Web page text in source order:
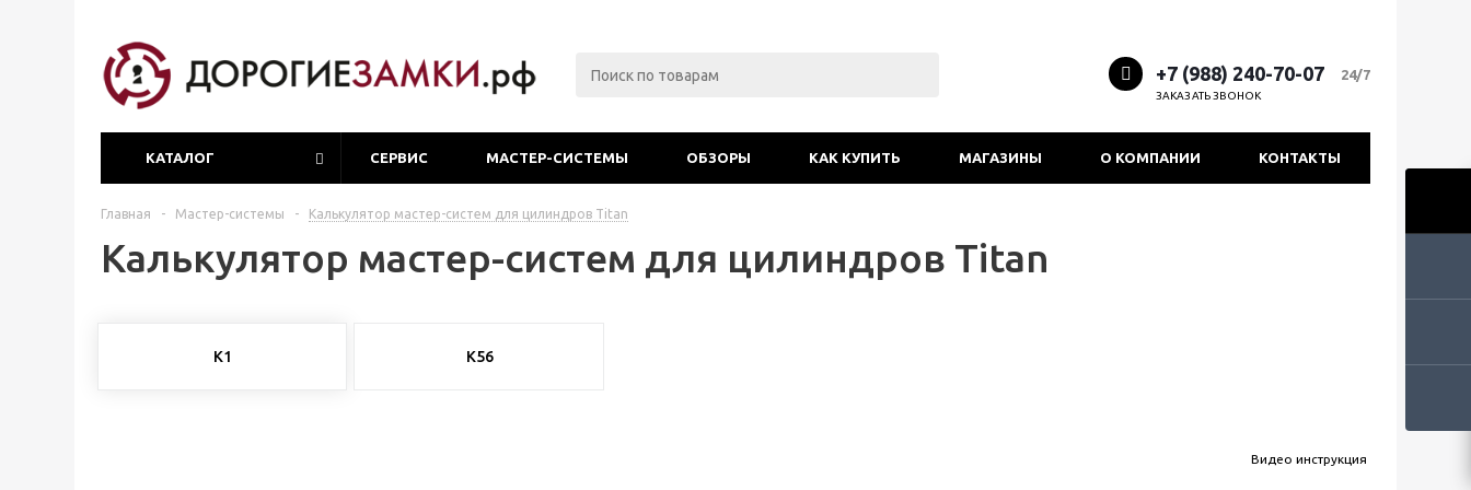
+7 (988) 240-70-07 24/7
ЗАКАЗАТЬ ЗВОНОК
КАТАЛОГ СЕРВИС МАСТЕР-СИСТЕМЫ ОБЗОРЫ КАК КУПИТЬ МАГАЗИНЫ О КОМПАНИИ КОНТАКТЫ
Главная - Мастер-системы - Калькулятор мастер-систем для цилиндров Titan
Калькулятор мастер-систем для цилиндров Titan
K1 К56
Видео инструкция